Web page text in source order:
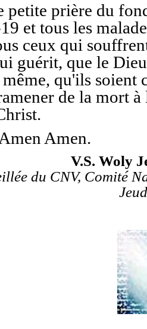
petite prière du
et tous les
ceux qui
guérit, que le
qu'ils soient
de la mort
Amen Amen.
V.S. Woly
du CNV, Comité